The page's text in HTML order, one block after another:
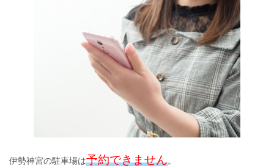
伊勢神宮の駐車場は予約できません。